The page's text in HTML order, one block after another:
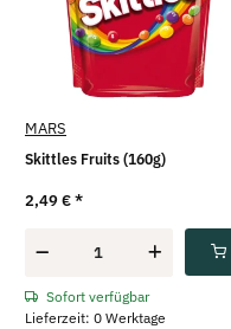
MARS
Skittles Fruits (160g)
2,49 €*
Sofort verfügbar
Lieferzeit: 0 Werktage